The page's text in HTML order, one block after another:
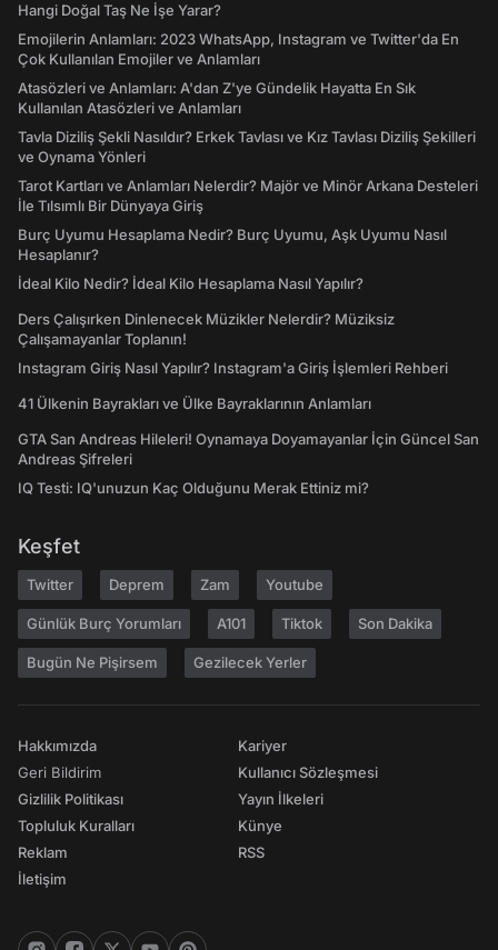
Hangi Doğal Taş Ne İşe Yarar?
Emojilerin Anlamları: 2023 WhatsApp, Instagram ve Twitter'da En
Çok Kullanılan Emojiler ve Anlamları
Atasözleri ve Anlamları: A'dan Z'ye Gündelik Hayatta En Sık
Kullanılan Atasözleri ve Anlamları
Tavla Diziliş Şekli Nasıldır? Erkek Tavlası ve Kız Tavlası Diziliş Şekilleri
ve Oynama Yönleri
Tarot Kartları ve Anlamları Nelerdir? Majör ve Minör Arkana Desteleri
İle Tılsımlı Bir Dünyaya Giriş
Burç Uyumu Hesaplama Nedir? Burç Uyumu, Aşk Uyumu Nasıl
Hesaplanır?
İdeal Kilo Nedir? İdeal Kilo Hesaplama Nasıl Yapılır?
Ders Çalışırken Dinlenecek Müzikler Nelerdir? Müziksiz
Çalışamayanlar Toplanın!
Instagram Giriş Nasıl Yapılır? Instagram'a Giriş İşlemleri Rehberi
41 Ülkenin Bayrakları ve Ülke Bayraklarının Anlamları
GTA San Andreas Hileleri! Oynamaya Doyamayanlar İçin Güncel San
Andreas Şifreleri
IQ Testi: IQ'unuzun Kaç Olduğunu Merak Ettiniz mi?
Keşfet
Twitter Deprem Zam Youtube
Günlük Burç Yorumları A101 Tiktok Son Dakika
Bugün Ne Pişirsem Gezilecek Yerler
Hakkımızda
Geri Bildirim
Gizlilik Politikası
Topluluk Kuralları
Reklam
İletişim
Kariyer
Kullanıcı Sözleşmesi
Yayın İlkeleri
Künye
RSS